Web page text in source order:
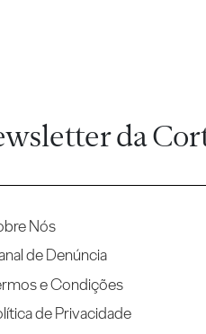
da
Nós
de Denúncia
e Condições
de Privacidade